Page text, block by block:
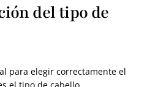
del tipo de
para elegir correctamente el
el tipo de cabello.